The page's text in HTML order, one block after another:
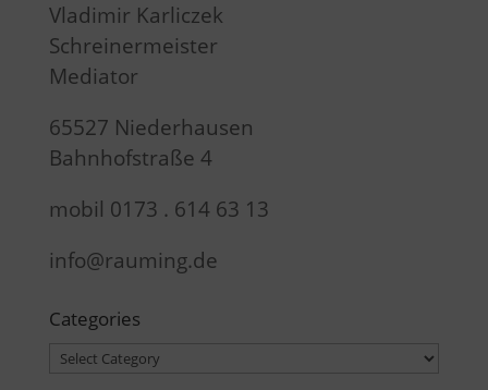
Vladimir Karliczek
Schreinermeister
Mediator
65527 Niederhausen
Bahnhofstraße 4
mobil 0173 . 614 63 13
info@rauming.de
Categories
Categories